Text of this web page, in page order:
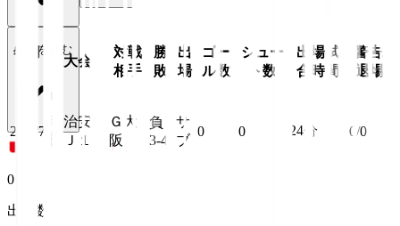
年月
大会
対戦
相手
勝
敗
出
場
ゴー
ル数
シュー
ト数
出場試
合時間
警告/
退場
26/8/7
明治安
田Ｊ１
Ｇ大
阪
負
3-4
サ
ブ
0 0 24分 0/0
続きを読む
0
出場数